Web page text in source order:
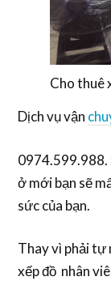
Cho thuê
Dịch vụ vận
0974.599.988.
ở mới bạn sẽ
sức của bạn.
Thay vì phải tự
xếp đồ nhân